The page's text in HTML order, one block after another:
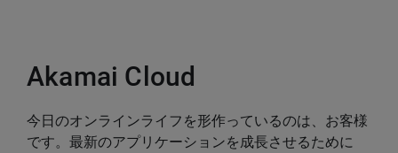
Akamai Cloud
今日のオンラインライフを形作っているのは、お客様
です。最新のアプリケーションを成長させるために